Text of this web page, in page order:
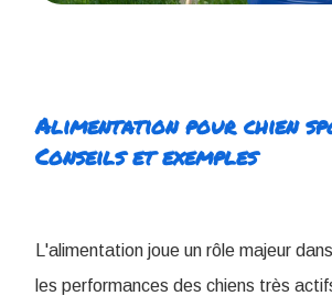
Alimentation pour chien
Conseils et exemples
L'alimentation joue un rôle majeur
les performances des chiens très